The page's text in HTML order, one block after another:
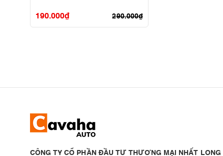
290.000₫
190.000₫
CÔNG TY CỔ PHẦN ĐẦU TƯ THƯƠNG MẠI NHẤT LONG